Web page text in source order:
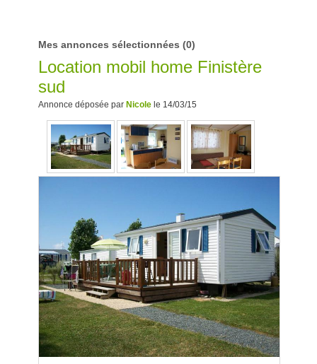
Mes annonces sélectionnées (0)
Location mobil home Finistère
sud
Annonce déposée par Nicole le 14/03/15